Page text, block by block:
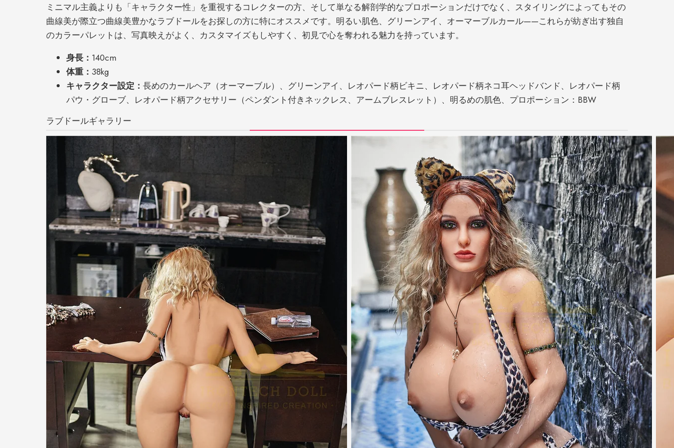
ル
——
Jane
ミニマル主義よりも「キャラクター性」を重視するコレクターの方、そして単なる解剖学的なプロポーションだけでなく、スタイリングによってもその
曲線美が際立つ曲線美豊かなラブドールをお探しの方に特にオススメです。明るい肌色、グリーンアイ、オーマーブルカール——これらが紡ぎ出す独自
のカラーパレットは、写真映えがよく、カスタマイズもしやすく、初見で心を奪われる魅力を持っています。
身長： 140cm
体重： 38kg
キャラクター設定： 長めのカールヘア（オーマーブル）、グリーンアイ、レオパード柄ビキニ、レオパード柄ネコ耳ヘッドバンド、レオパード柄
パウ・グローブ、レオパード柄アクセサリー（ペンダント付きネックレス、アームブレスレット）、明るめの肌色、プロポーション：BBW
ラブドールギャラリー